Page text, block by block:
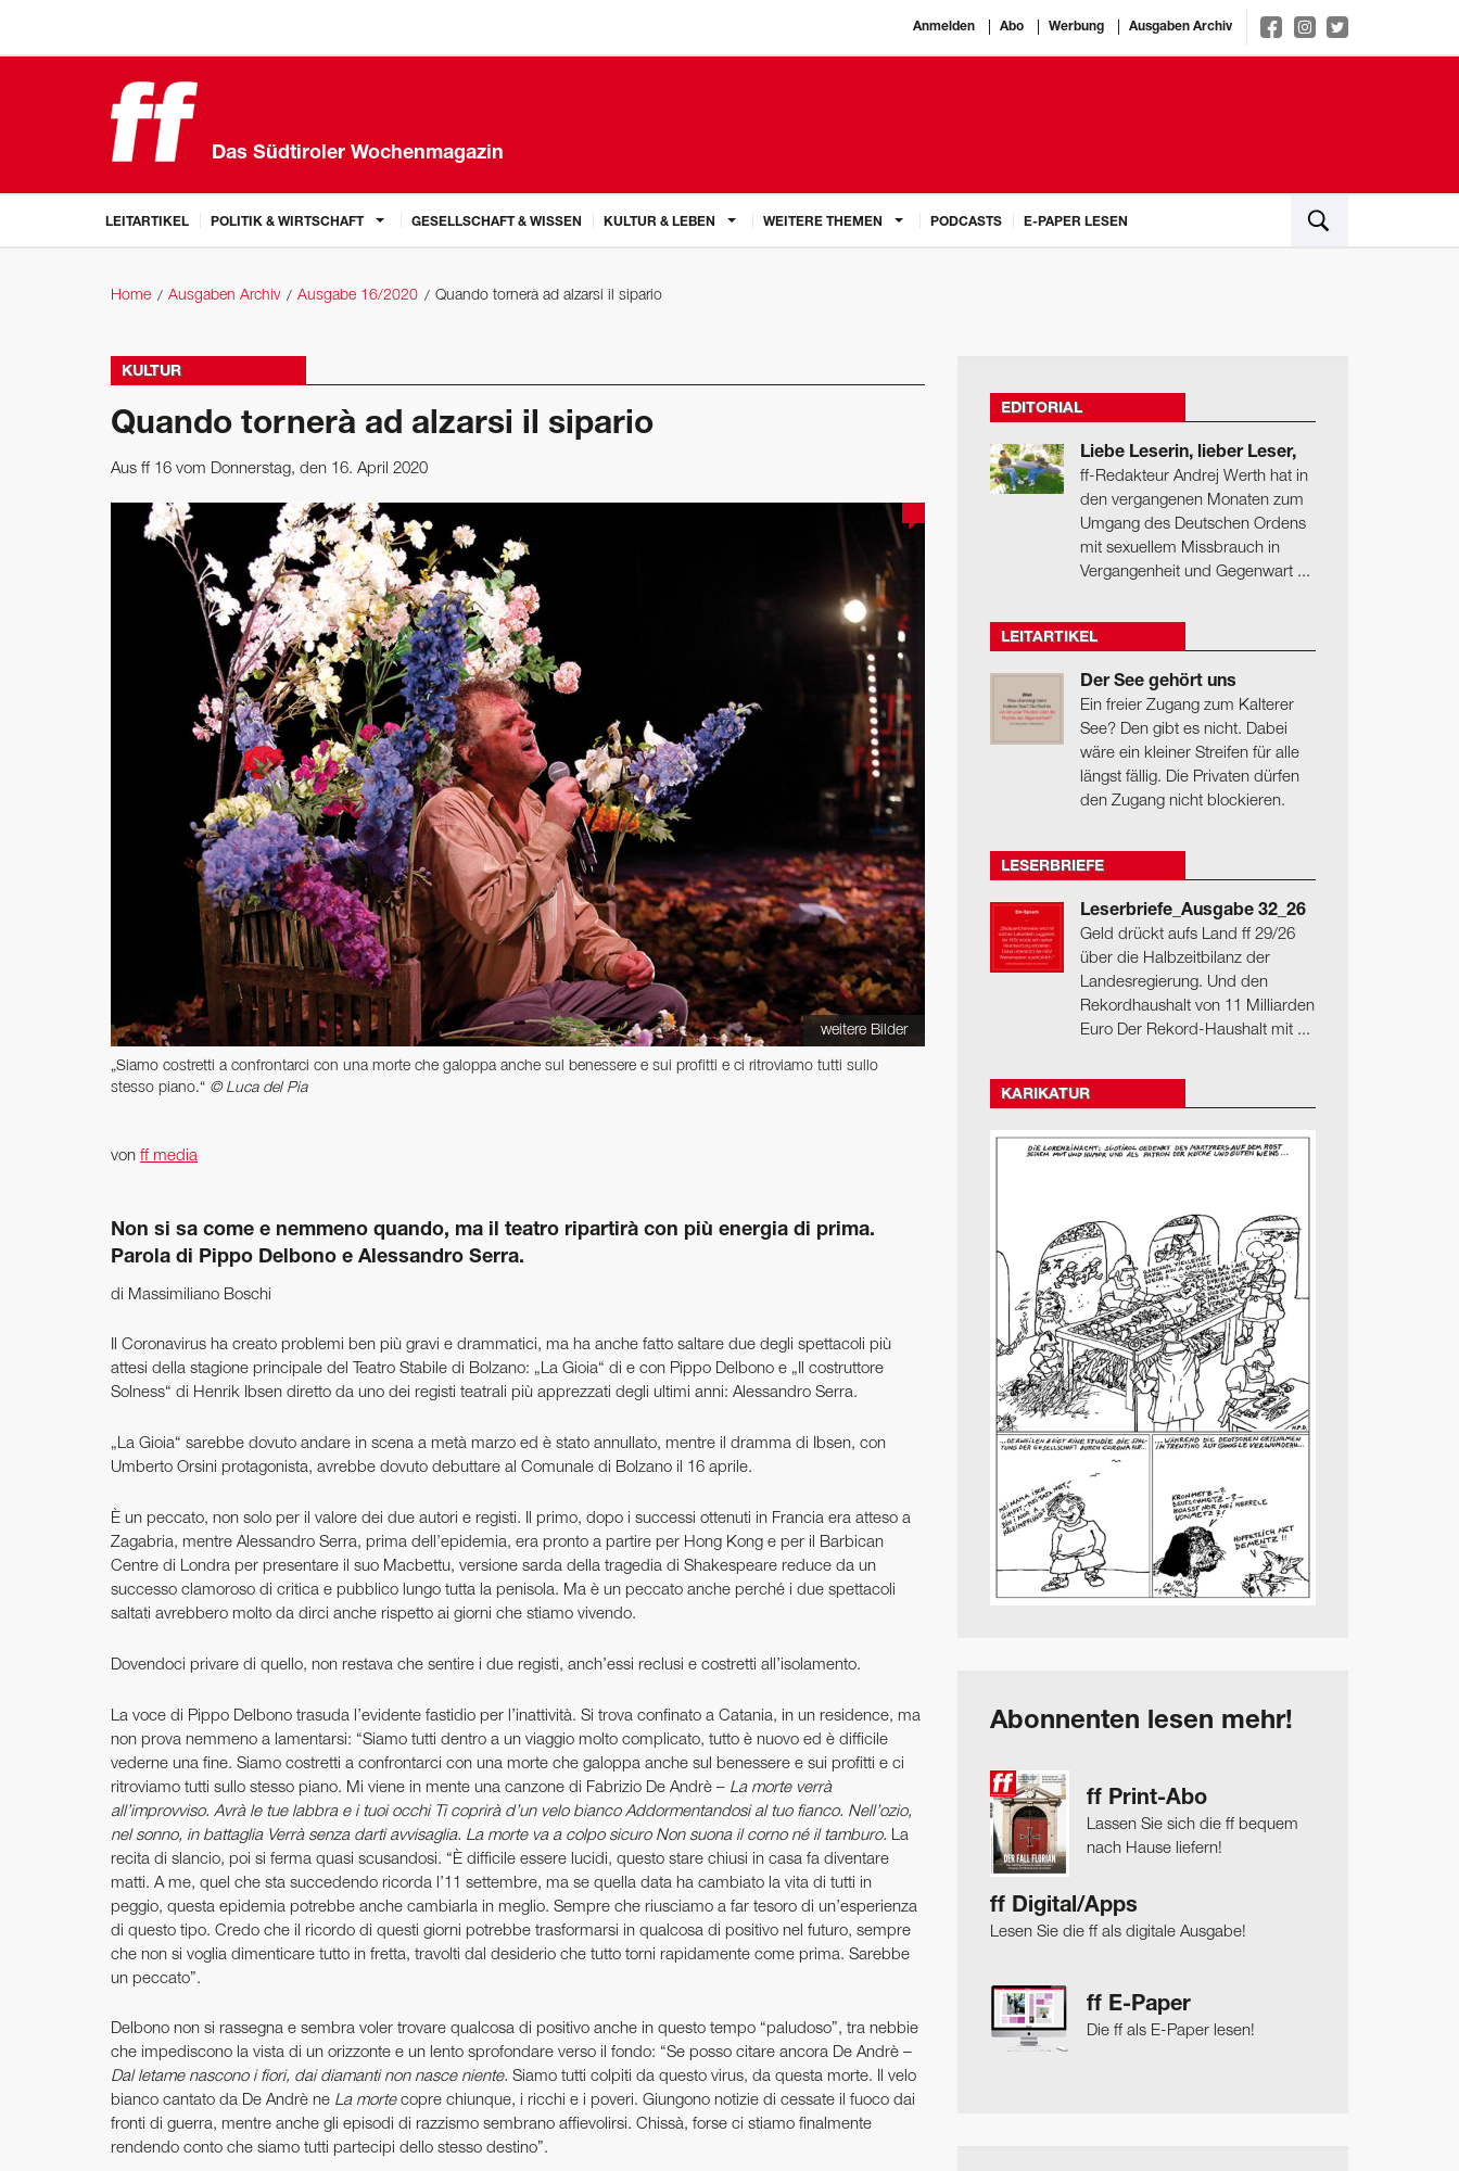
Anmelden Abo Werbung Ausgaben Archiv
Das Südtiroler Wochenmagazin
LEITARTIKEL POLITIK & WIRTSCHAFT GESELLSCHAFT & WISSEN KULTUR & LEBEN WEITERE THEMEN PODCASTS E-PAPER LESEN
Home Ausgaben Archiv Ausgabe 16/2020 Quando tornerà ad ­alzarsi il sipario
KULTUR
Quando tornerà ad ­alzarsi il sipario
Aus ff 16 vom Donnerstag, den 16. April 2020
weitere Bilder
„Siamo costretti a ­confrontarci con una morte che galoppa anche sul benessere e sui ­profitti e ci ritroviamo tutti sullo
stesso piano.“ © Luca del Pia
von ff media
Non si sa come e nemmeno quando, ma il teatro ripartirà con più energia di prima.
Parola di Pippo Delbono e Alessandro Serra.
di Massimiliano Boschi
Il Coronavirus ha creato problemi ben più gravi e drammatici, ma ha anche fatto saltare due degli spettacoli più
attesi della stagione principale del Teatro Stabile di Bolzano: „La Gioia“ di e con Pippo Delbono e „Il costruttore
Solness“ di Henrik Ibsen diretto da uno dei registi teatrali più apprezzati degli ultimi anni: Alessandro Serra.
„La Gioia“ sarebbe dovuto andare in scena a metà marzo ed è stato annullato, mentre il dramma di Ibsen, con
Umberto Orsini protagonista, avrebbe dovuto debuttare al Comunale di Bolzano il 16 aprile.
È un peccato, non solo per il valore dei due autori e registi. Il primo, dopo i successi ottenuti in Francia era atteso a
Zagabria, mentre Alessandro Serra, prima dell’epidemia, era pronto a partire per Hong Kong e per il Barbican
Centre di Londra per presentare il suo Macbettu, versione sarda della tragedia di Shakespeare reduce da un
successo clamoroso di critica e pubblico lungo tutta la penisola. Ma è un peccato anche perché i due spettacoli
saltati avrebbero molto da dirci anche rispetto ai giorni che stiamo vivendo.
Dovendoci privare di quello, non restava che sentire i due registi, anch’essi reclusi e costretti all’isolamento.
La voce di Pippo Delbono trasuda l’evidente fastidio per l’inattività. Si trova confinato a Catania, in un residence, ma
non prova nemmeno a lamentarsi: “Siamo tutti dentro a un viaggio molto complicato, tutto è nuovo ed è difficile
vederne una fine. Siamo costretti a confrontarci con una morte che galoppa anche sul benessere e sui profitti e ci
ritroviamo tutti sullo stesso piano. Mi viene in mente una canzone di Fabrizio De Andrè – La morte verrà
all’improvviso. Avrà le tue labbra e i tuoi occhi Ti cop­rirà d’un velo bianco Addormentandosi al tuo fianco. Nell’ozio,
nel sonno, in battaglia Verrà senza darti avvisaglia. La morte va a colpo sicuro Non suona il corno né il tamburo.
La
recita di slancio, poi si ferma quasi scusandosi. “È difficile essere lucidi, questo stare chiusi in casa fa diventare
matti. A me, quel che sta succedendo ricorda l’11 settembre, ma se quella data ha cambiato la vita di tutti in
peggio, questa epidemia potrebbe anche cambiarla in meglio. Sempre che riusciamo a far tesoro di un’esperienza
di questo tipo. Credo che il ricordo di questi giorni potrebbe trasformarsi in qualcosa di positivo nel futuro, sempre
che non si voglia dimenticare tutto in fretta, travolti dal desiderio che tutto torni rapidamente come prima. Sarebbe
un peccato”.
Delbono non si rassegna e sembra voler trovare qualcosa di positivo anche in questo tempo “paludoso”, tra nebbie
che impediscono la vista di un orizzonte e un lento sprofondare verso il fondo: “Se posso citare ancora De Andrè –
Dal letame nascono i fiori, dai diamanti non nasce niente. Siamo tutti colpiti da questo virus, da questa morte. Il velo
bianco cantato da De Andrè ne La morte copre chiunque, i ricchi e i poveri. Giungono notizie di cessate il fuoco dai
fronti di guerra, mentre anche gli episodi di razzismo sembrano affievolirsi. Chissà, forse ci stiamo finalmente
rendendo conto che siamo tutti partecipi dello stesso destino”.
EDITORIAL
Liebe Leserin, lieber Leser,
ff-Redakteur Andrej Werth hat in
den vergangenen Monaten zum
Umgang des Deutschen Ordens
mit sexuellem Missbrauch in
Vergangenheit und Gegenwart ...
LEITARTIKEL
Der See gehört uns
Ein freier Zugang zum Kalterer
See? Den gibt es nicht. Dabei
wäre ein kleiner Streifen für alle
längst fällig. Die Privaten dürfen
den Zugang nicht blockieren.
LESERBRIEFE
Leserbriefe_Ausgabe 32_26
Geld drückt aufs Land ff 29/26
über die Halbzeitbilanz der
Landesregierung. Und den
Rekordhaushalt von 11 Milliarden
Euro Der Rekord-Haushalt mit ...
KARIKATUR
Abonnenten lesen mehr!
ff Print-Abo
Lassen Sie sich die ff bequem
nach Hause liefern!
ff Digital/Apps
Lesen Sie die ff als digitale Ausgabe!
ff E-Paper
Die ff als E-Paper lesen!